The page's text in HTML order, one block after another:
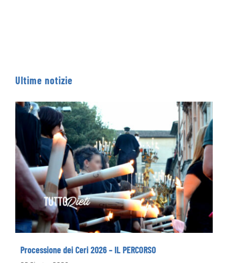
Ultime notizie
Processione dei Ceri 2026 – IL PERCORSO
Processione dei Ceri 2026 – IL PERCORSO